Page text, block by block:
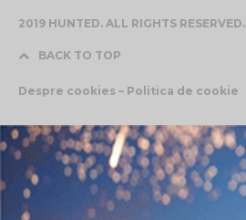
2019 HUNTED. ALL RIGHTS RESERVED.
BACK TO TOP
Despre cookies – Politica de cookie